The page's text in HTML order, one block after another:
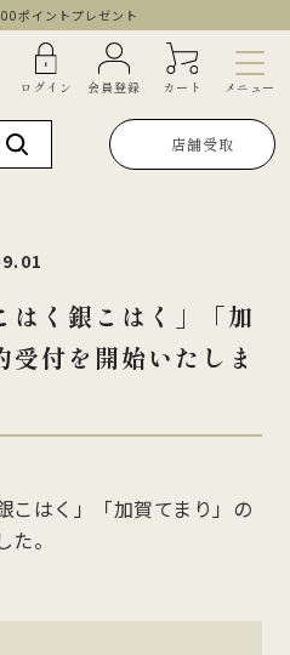
ポイントプレゼント
ログイン 会員登録 カート メニュー
店舗受取
はく銀こはく」「加
付を開始いたしま
こはく」「加賀てまり」の
。